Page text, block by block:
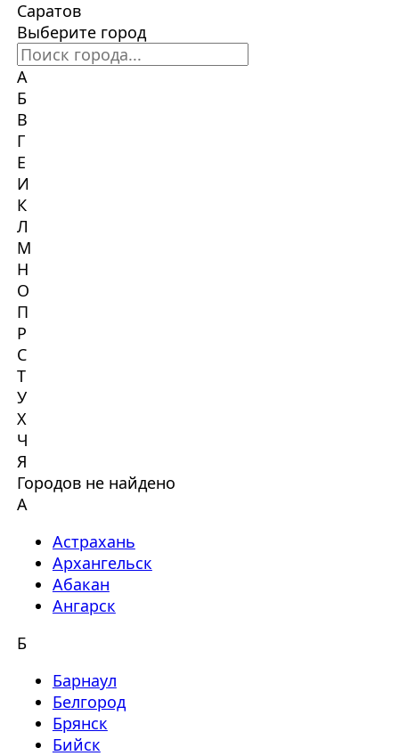
Саратов
Выберите город
А
Б
В
Г
Е
И
К
Л
М
Н
О
П
Р
С
Т
У
Х
Ч
Я
Городов не найдено
А
Астрахань
Архангельск
Абакан
Ангарск
Б
Барнаул
Белгород
Брянск
Бийск